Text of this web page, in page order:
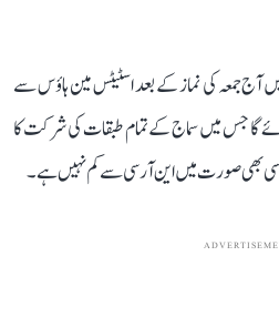
جمعہ کی نماز کے بعد اسٹیٹس مین ہاؤس سے
گا جس میں سماج کے تمام طبقات کی شرکت کا
بھی صورت میں این آر سی سے کم نہیں ہے۔